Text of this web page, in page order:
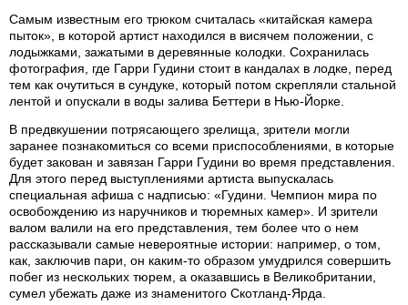
Самым известным его трюком считалась «китайская камера
пыток», в которой артист находился в висячем положении, с
лодыжками, зажатыми в деревянные колодки. Сохранилась
фотография, где Гарри Гудини стоит в кандалах в лодке, перед
тем как очутиться в сундуке, который потом скрепляли стальной
лентой и опускали в воды залива Беттери в Нью-Йорке.
В предвкушении потрясающего зрелища, зрители могли
заранее познакомиться со всеми приспособлениями, в которые
будет закован и завязан Гарри Гудини во время представления.
Для этого перед выступлениями артиста выпускалась
специальная афиша с надписью: «Гудини. Чемпион мира по
освобождению из наручников и тюремных камер». И зрители
валом валили на его представления, тем более что о нем
рассказывали самые невероятные истории: например, о том,
как, заключив пари, он каким-то образом умудрился совершить
побег из нескольких тюрем, а оказавшись в Великобритании,
сумел убежать даже из знаменитого Скотланд-Ярда.